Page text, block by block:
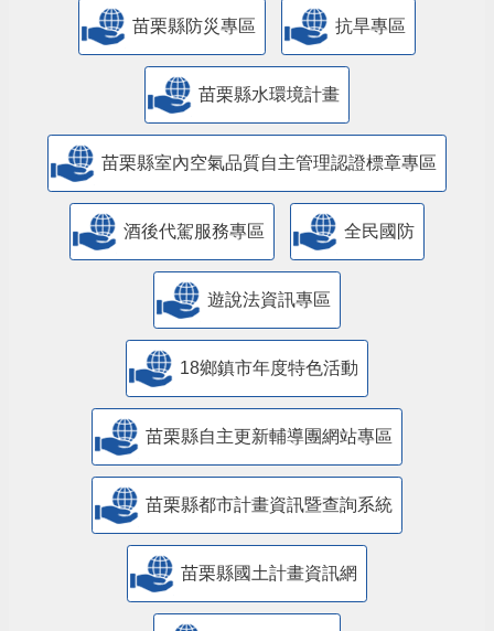
苗栗縣防災專區 抗旱專區
苗栗縣水環境計畫
苗栗縣室內空氣品質自主管理認證標章專區
酒後代駕服務專區 全民國防
遊說法資訊專區
18鄉鎮市年度特色活動
苗栗縣自主更新輔導團網站專區
苗栗縣都市計畫資訊暨查詢系統
苗栗縣國土計畫資訊網